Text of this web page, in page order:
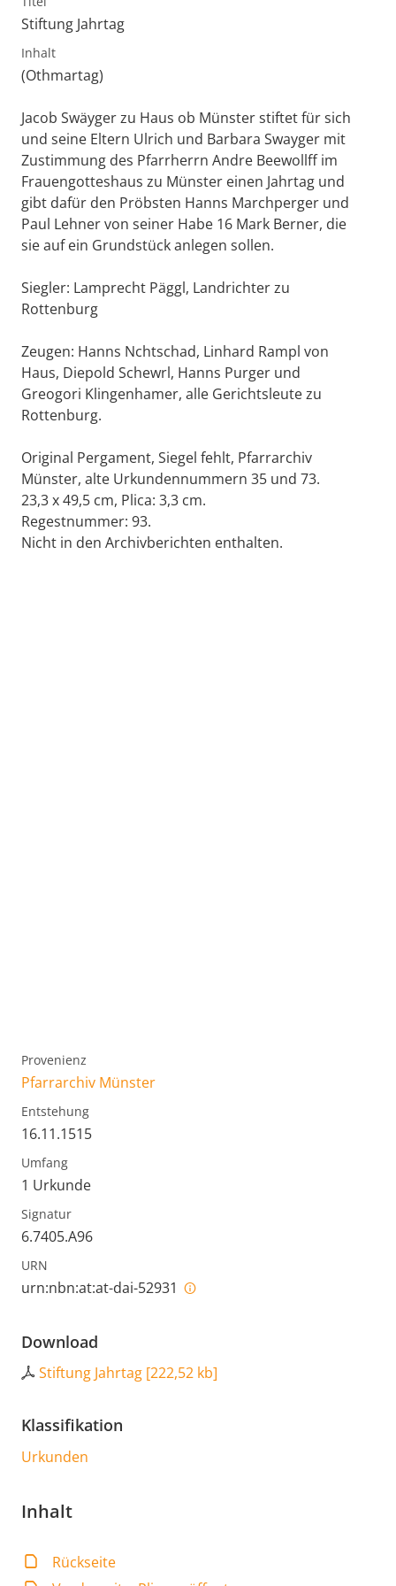
Stiftung Jahrtag
Inhalt
(Othmartag)
Jacob Swäyger zu Haus ob Münster stiftet für sich
und seine Eltern Ulrich und Barbara Swayger mit
Zustimmung des Pfarrherrn Andre Beewollff im
Frauengotteshaus zu Münster einen Jahrtag und
gibt dafür den Pröbsten Hanns Marchperger und
Paul Lehner von seiner Habe 16 Mark Berner, die
sie auf ein Grundstück anlegen sollen.
Siegler: Lamprecht Päggl, Landrichter zu
Rottenburg
Zeugen: Hanns Nchtschad, Linhard Rampl von
Haus, Diepold Schewrl, Hanns Purger und
Greogori Klingenhamer, alle Gerichtsleute zu
Rottenburg.
Original Pergament, Siegel fehlt, Pfarrarchiv
Münster, alte Urkundennummern 35 und 73.
23,3 x 49,5 cm, Plica: 3,3 cm.
Regestnummer: 93.
Nicht in den Archivberichten enthalten.
Provenienz
Pfarrarchiv Münster
Entstehung
16.11.1515
Umfang
1 Urkunde
Signatur
6.7405.A96
URN
urn:nbn:at:at-dai-52931
Download
Stiftung Jahrtag [222,52 kb]
Klassifikation
Urkunden
Inhalt
Rückseite